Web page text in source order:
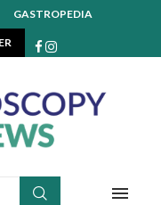
GASTROPEDIA